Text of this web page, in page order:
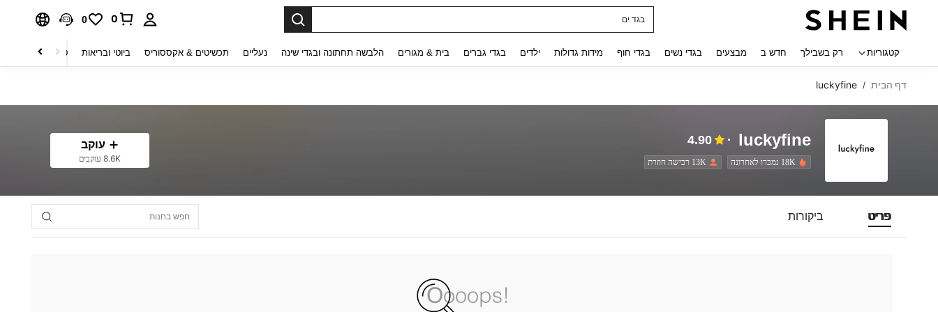
בגד ים
0
0
קטגוריות רק בשבילך חדש ב מבצעים בגדי נשים בגדי חוף מידות גדולות ילדים בגדי גברים בית & מגורים הלבשה תחתונה ובגדי שינה נעליים תכשיטים & אקססוריס ביוטי ובריאות טקסטיל לבית
דף הבית /
luckyfine
luckyfine
4.90
18K נמכרו לאחרונה 13K רכישה חוזרת
עוקב
8.6K עוקבים
פריט ביקורות